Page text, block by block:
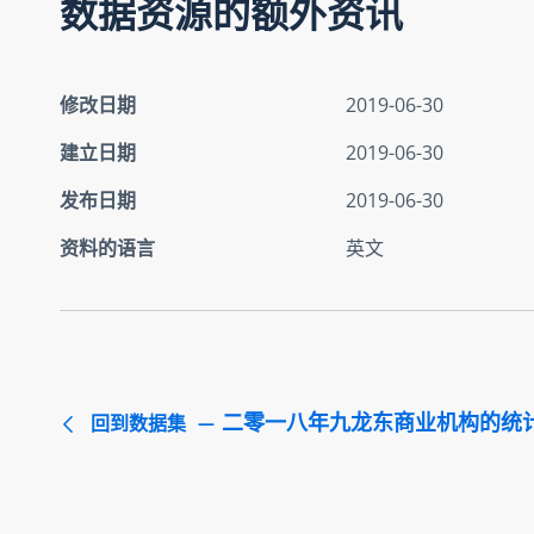
数据资源的额外资讯
修改日期
2019-06-30
建立日期
2019-06-30
发布日期
2019-06-30
资料的语言
英文
回到数据集 二零一八年九龙东商业机构的统